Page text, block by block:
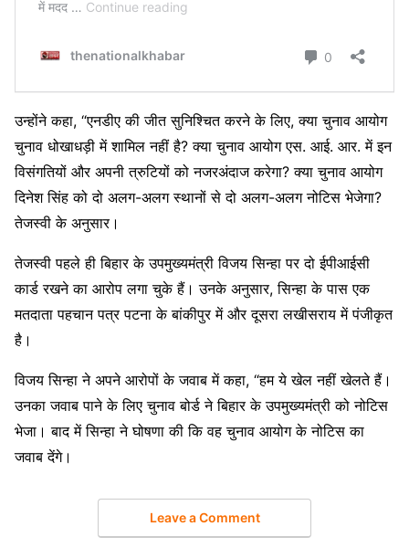
उन्होंने कहा, “एनडीए की जीत सुनिश्चित करने के लिए, क्या चुनाव आयोग
चुनाव धोखाधड़ी में शामिल नहीं है? क्या चुनाव आयोग एस. आई. आर. में इन
विसंगतियों और अपनी त्रुटियों को नजरअंदाज करेगा? क्या चुनाव आयोग
दिनेश सिंह को दो अलग-अलग स्थानों से दो अलग-अलग नोटिस भेजेगा?
तेजस्वी के अनुसार।
तेजस्वी पहले ही बिहार के उपमुख्यमंत्री विजय सिन्हा पर दो ईपीआईसी
कार्ड रखने का आरोप लगा चुके हैं। उनके अनुसार, सिन्हा के पास एक
मतदाता पहचान पत्र पटना के बांकीपुर में और दूसरा लखीसराय में पंजीकृत
है।
विजय सिन्हा ने अपने आरोपों के जवाब में कहा, “हम ये खेल नहीं खेलते हैं।
उनका जवाब पाने के लिए चुनाव बोर्ड ने बिहार के उपमुख्यमंत्री को नोटिस
भेजा। बाद में सिन्हा ने घोषणा की कि वह चुनाव आयोग के नोटिस का
जवाब देंगे।
Leave a Comment